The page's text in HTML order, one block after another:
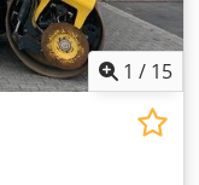
1 / 15